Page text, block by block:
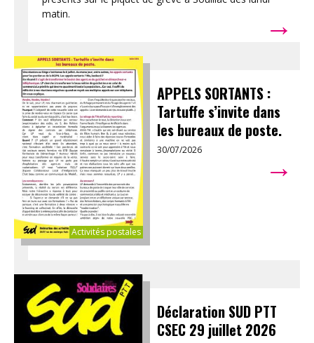
matin.
→
Activités postales
APPELS SORTANTS :
Tartuffe s’invite dans
les bureaux de poste.
30/07/2026 →
Déclaration SUD PTT
CSEC 29 juillet 2026